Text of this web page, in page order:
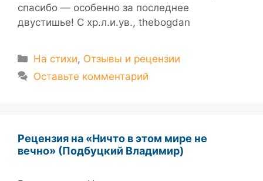
спасибо — особенно за последнее
двустишье! С хр.л.и.ув., thebogdan
Рубрики
На стихи, Отзывы и рецензии
Оставьте комментарий
Рецензия на «Ничто в этом мире не
вечно» (Подбуцкий Владимир)